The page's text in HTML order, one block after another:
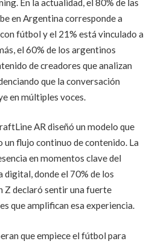
en Argentina corresponde a
fútbol y el 21% está vinculado a
el 60% de los argentinos
de creadores que analizan
que la conversación
en múltiples voces.
AR diseñó un modelo que
un flujo continuo de contenido. La
en momentos clave del
donde el 70% de los
Z declaró sentir una fuerte
que amplifican esa experiencia.
que empiece el fútbol para